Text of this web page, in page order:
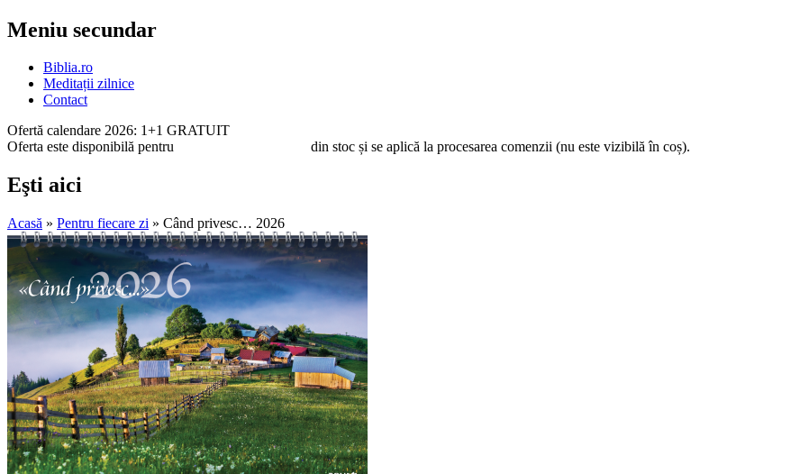
Meniu secundar
Biblia.ro
Meditații zilnice
Contact
Ofertă calendare 2026: 1+1 GRATUIT
Oferta este disponibilă pentru
din stoc și se aplică la procesarea comenzii (nu este vizibilă în coș).
Eşti aici
Acasă » Pentru fiecare zi » Când privesc… 2026